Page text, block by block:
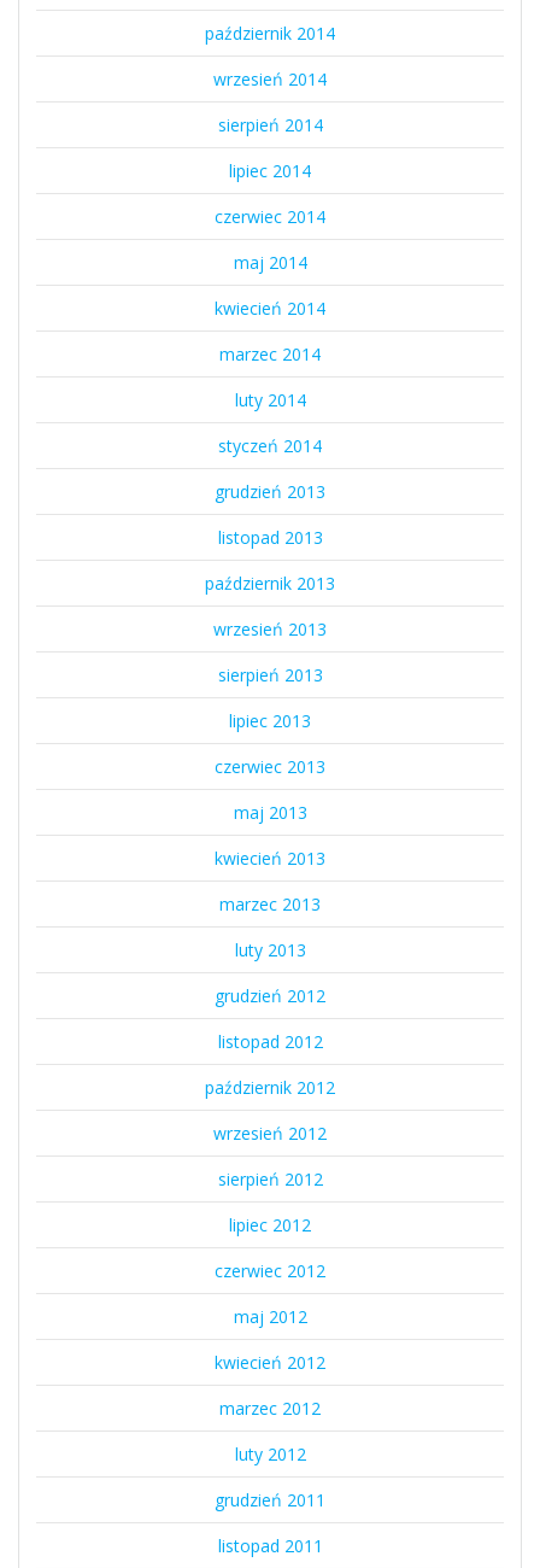
październik 2014
wrzesień 2014
sierpień 2014
lipiec 2014
czerwiec 2014
maj 2014
kwiecień 2014
marzec 2014
luty 2014
styczeń 2014
grudzień 2013
listopad 2013
październik 2013
wrzesień 2013
sierpień 2013
lipiec 2013
czerwiec 2013
maj 2013
kwiecień 2013
marzec 2013
luty 2013
grudzień 2012
listopad 2012
październik 2012
wrzesień 2012
sierpień 2012
lipiec 2012
czerwiec 2012
maj 2012
kwiecień 2012
marzec 2012
luty 2012
grudzień 2011
listopad 2011